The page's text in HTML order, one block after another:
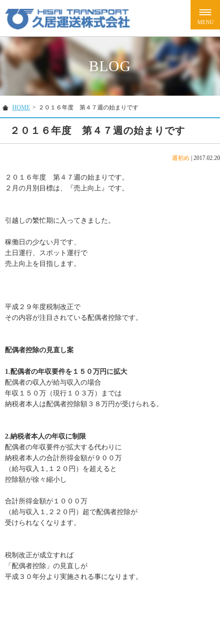
BLOG
HOME > ２０１６年度 第４７週の始まりです
２０１６年度 第４７週の始まりです
週初め 2017.02.20
２０１６年度 第４７週の始まりです。
２月の月別目標は、『売上向上』です。
引越しの繁忙期に入ってきました。
稼働日の少ない月です、
土日運行、スポット運行で
売上向上を目指します。
平成２９年度税制改正で
その内容が注目されている配偶者控除です。
配偶者控除の見直し案
1.配偶者の年収要件を１５０万円に拡大
配偶者の収入が給与収入の場合
年収１５０万（現行１０３万）までは
納税者本人は配偶者控除額３８万円が受けられる。
2.納税者本人の年収に制限
配偶者の年収要件が拡大する代わりに
納税者本人の合計所得金額が９００万
（給与収入１,１２０円）を超えると
控除額が徐々縮小し
合計所得金額が１０００万
（給与収入１,２２０円）超で配偶者控除が
受けられなくなります。
税制改正が成立すれば
「配偶者控除」の見直しが
平成３０年分より実施される事になります。